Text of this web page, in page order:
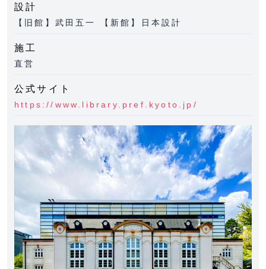
設計
【旧館】武田五一 【新館】日本設計
施工
直営
公式サイト
https://www.library.pref.kyoto.jp/